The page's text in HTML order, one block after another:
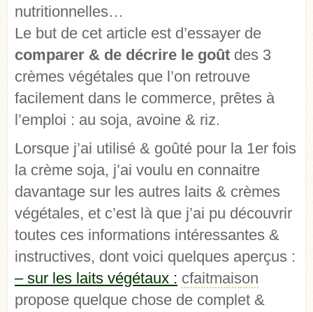
nutritionnelles…
Le but de cet article est d’essayer de
comparer & de décrire le goût des 3
crèmes végétales que l’on retrouve
facilement dans le commerce, prêtes à
l’emploi : au soja, avoine & riz.
Lorsque j’ai utilisé & goûté pour la 1er fois
la crème soja, j’ai voulu en connaitre
davantage sur les autres laits & crèmes
végétales, et c’est là que j’ai pu découvrir
toutes ces informations intéressantes &
instructives, dont voici quelques aperçus :
– sur les laits végétaux : cfaitmaison
propose quelque chose de complet &